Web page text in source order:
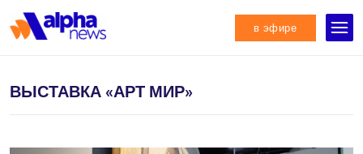
в эфире
ВЫСТАВКА «АРТ МИР»